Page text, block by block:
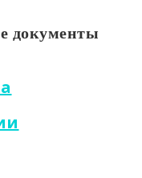
документы